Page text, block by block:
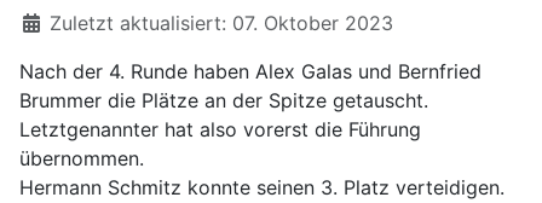
Zuletzt aktualisiert: 07. Oktober 2023
Nach der 4. Runde haben Alex Galas und Bernfried
Brummer die Plätze an der Spitze getauscht.
Letztgenannter hat also vorerst die Führung
übernommen.
Hermann Schmitz konnte seinen 3. Platz verteidigen.